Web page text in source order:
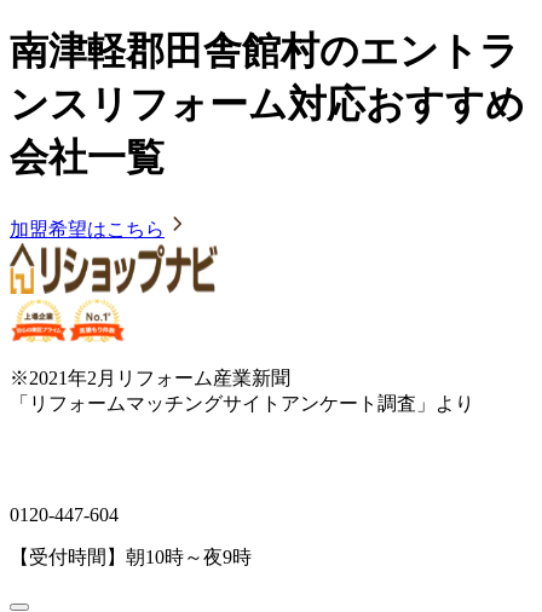
南津軽郡田舎館村のエントラ
ンスリフォーム対応おすすめ
会社一覧
加盟希望はこちら
※2021年2月リフォーム産業新聞
「リフォームマッチングサイトアンケート調査」より
0120-447-604
【受付時間】朝10時～夜9時